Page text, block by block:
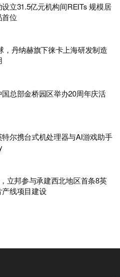
立31.5亿元机构间REITs 规模居
位
，丹纳赫旗下徕卡上海研发制造
总部金桥园区举办20周年庆活
尔携台式机处理器与AI游戏助手
立邦参与承建西北地区首条8英
线项目建设